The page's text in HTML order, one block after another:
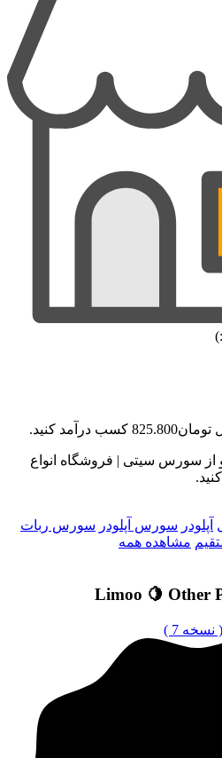
تومان825.800 کسب درآمد کنید.
و از سورس سیتی | فروشگاه انواع
آپلودر سورس آپلودر سورس ربات
مشاهده همه
Other